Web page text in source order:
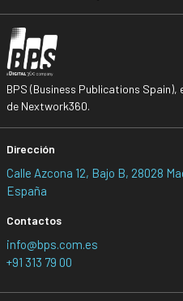
BPS (Business Publications
de Nextwork360.
Dirección
Calle Azcona 12, Bajo B, 28028
España
Contactos
info@bps.com.es
+91 313 79 00